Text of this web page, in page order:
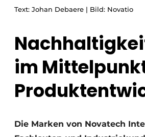
Videos
Text: Johan Debaere | Bild: Novatio
im
Die Marken von Novatech